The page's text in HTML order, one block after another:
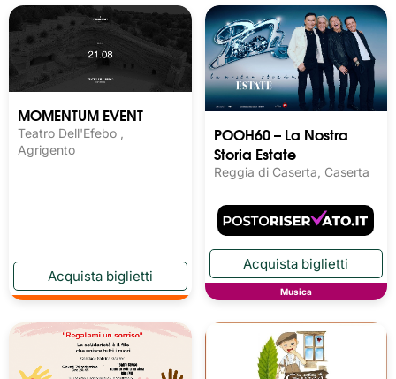
MOMENTUM EVENT
Teatro Dell'Efebo ,
Agrigento
POOH60 – La Nostra
Storia Estate
Reggia di Caserta, Caserta
Musica